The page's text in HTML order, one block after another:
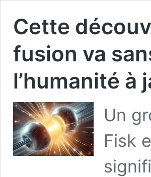
Cette
fusion va
l’humanité à
Un
Fisk